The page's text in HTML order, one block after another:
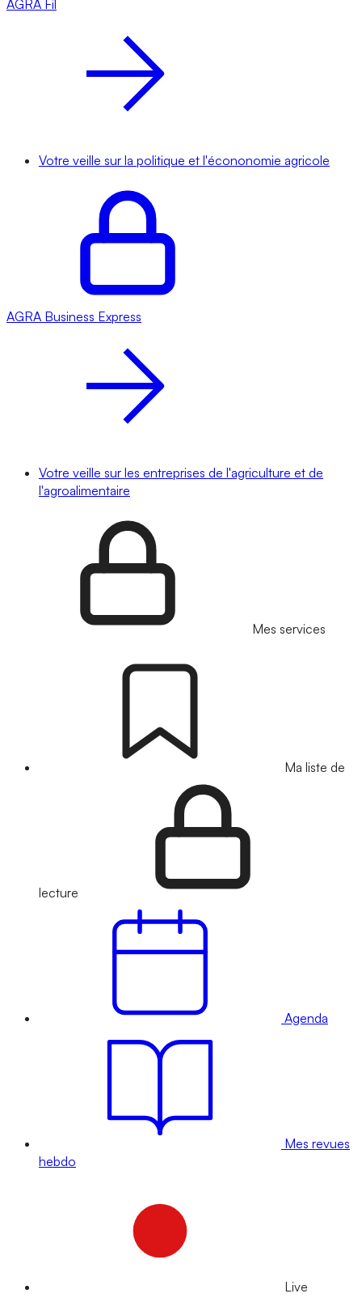
AGRA Fil
Votre veille sur la politique et l'écononomie agricole
AGRA Business Express
Votre veille sur les entreprises de l'agriculture et de
l'agroalimentaire
Mes services
Ma liste de
lecture
Agenda
Mes revues
hebdo
Live